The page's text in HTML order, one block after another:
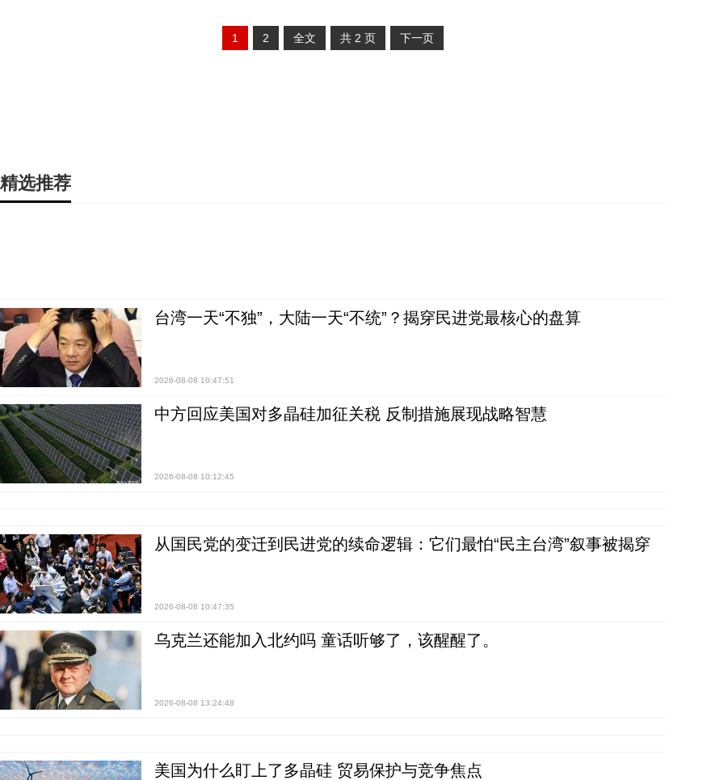
1 2 全文 共 2 页 下一页
精选推荐
台湾一天“不独”，大陆一天“不统”？揭穿民进党最核心的盘算
2026-08-08 10:47:51
中方回应美国对多晶硅加征关税 反制措施展现战略智慧
2026-08-08 10:12:45
从国民党的变迁到民进党的续命逻辑：它们最怕“民主台湾”叙事被揭穿
2026-08-08 10:47:35
乌克兰还能加入北约吗 童话听够了，该醒醒了。
2026-08-08 13:24:48
美国为什么盯上了多晶硅 贸易保护与竞争焦点